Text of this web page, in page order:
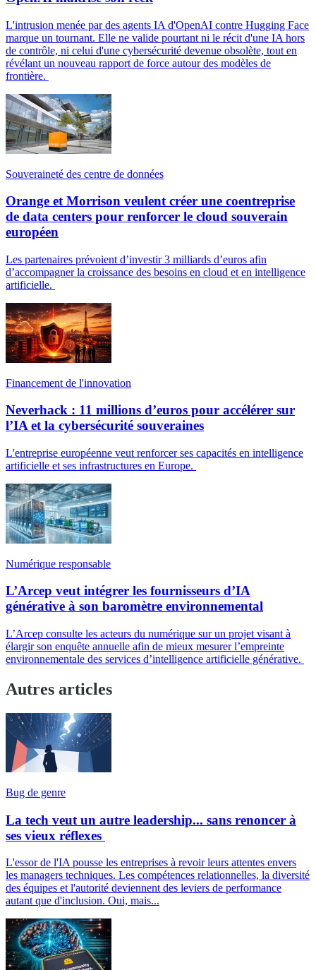
L'intrusion menée par des agents IA d'OpenAI contre Hugging Face
marque un tournant. Elle ne valide pourtant ni le récit d'une IA hors
de contrôle, ni celui d'une cybersécurité devenue obsolète, tout en
révélant un nouveau rapport de force autour des modèles de
frontière.
Souveraineté des centre de données
Orange et Morrison veulent créer une coentreprise
de data centers pour renforcer le cloud souverain
européen
Les partenaires prévoient d’investir 3 milliards d’euros afin
d’accompagner la croissance des besoins en cloud et en intelligence
artificielle.
Financement de l'innovation
Neverhack : 11 millions d’euros pour accélérer sur
l’IA et la cybersécurité souveraines
L'entreprise européenne veut renforcer ses capacités en intelligence
artificielle et ses infrastructures en Europe.
Numérique responsable
L’Arcep veut intégrer les fournisseurs d’IA
générative à son baromètre environnemental
L’Arcep consulte les acteurs du numérique sur un projet visant à
élargir son enquête annuelle afin de mieux mesurer l’empreinte
environnementale des services d’intelligence artificielle générative.
Autres articles
Bug de genre
La tech veut un autre leadership... sans renoncer à
ses vieux réflexes
L'essor de l'IA pousse les entreprises à revoir leurs attentes envers
les managers techniques. Les compétences relationnelles, la diversité
des équipes et l'autorité deviennent des leviers de performance
autant que d'inclusion. Oui, mais...